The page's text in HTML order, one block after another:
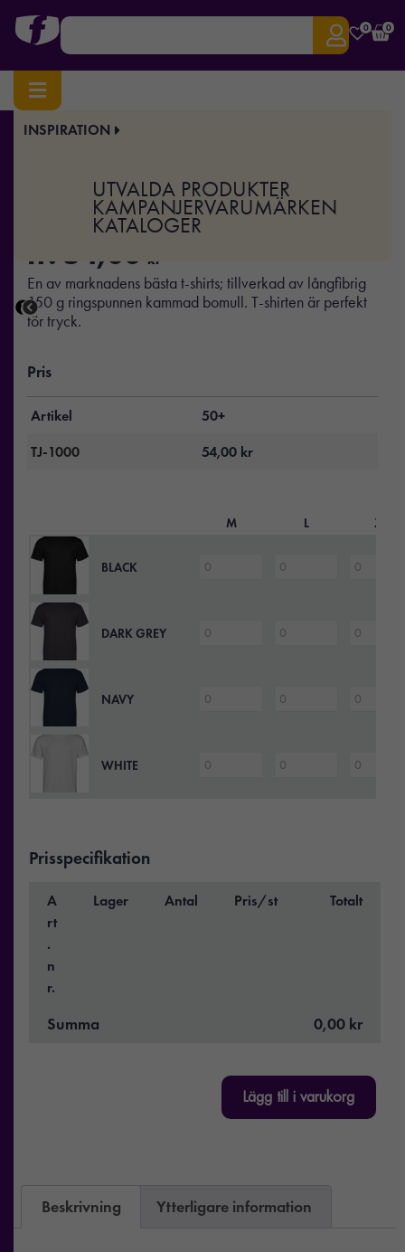
0 0
INSPIRATION
UTVALDA PRODUKTER
KAMPANJERVARUMÄRKEN
KATALOGER
Hem/Profilkläder/ Basic Tee
Basic Tee
fr. 54,00 kr
En av marknadens bästa t-shirts; tillverkad av långfibrig
150 g ringspunnen kammad bomull. T-shirten är perfekt
för tryck.
Pris
Artikel
50+
TJ-1000
54,00 kr
M L XL
BLACK
DARK GREY
NAVY
WHITE
Prisspecifikation
A
rt
.
n
r.
Lager Antal Pris/st Totalt
Summa 0,00 kr
Lägg till i varukorg
Beskrivning Ytterligare information